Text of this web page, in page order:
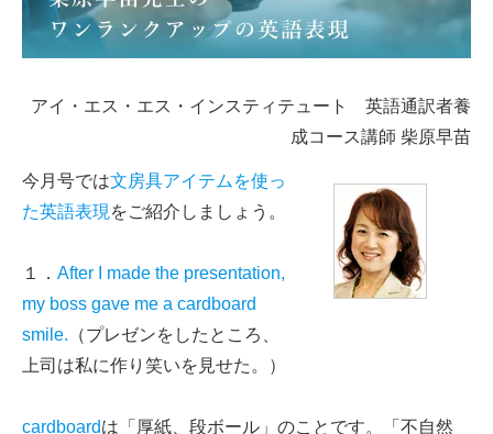
アイ・エス・エス・インスティテュート 英語通訳者養
成コース講師 柴原早苗
今月号では文房具アイテムを使っ
た英語表現 をご紹介しましょう。
１． After I made the presentation,
my boss gave me a cardboard
smile. （プレゼンをしたところ、
上司は私に作り笑いを見せた。）
cardboardは「厚紙、段ボール」のことです。「不自然